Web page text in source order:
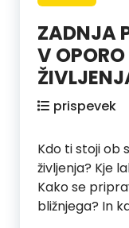
ZADNJA
V
prispevek
Kdo ti stoji ob
življenja? Kje
Kako se
bližnjega? In